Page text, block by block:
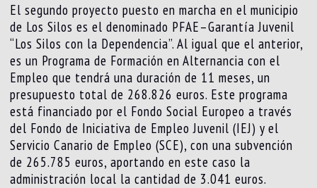
El segundo proyecto puesto en marcha en el municipio
de Los Silos es el denominado PFAE–Garantía Juvenil
“Los Silos con la Dependencia”. Al igual que el anterior,
es un Programa de Formación en Alternancia con el
Empleo que tendrá una duración de 11 meses, un
presupuesto total de 268.826 euros. Este programa
está financiado por el Fondo Social Europeo a través
del Fondo de Iniciativa de Empleo Juvenil (IEJ) y el
Servicio Canario de Empleo (SCE), con una subvención
de 265.785 euros, aportando en este caso la
administración local la cantidad de 3.041 euros.